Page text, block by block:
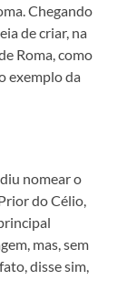
Chegando
de criar, na
Roma, como
exemplo da
nomear o
do Célio,
mas, sem
disse sim,